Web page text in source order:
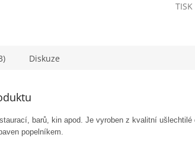
TISK
Diskuze
barů, kin apod. Je vyroben z kvalitní ušlechtilé
popelníkem.